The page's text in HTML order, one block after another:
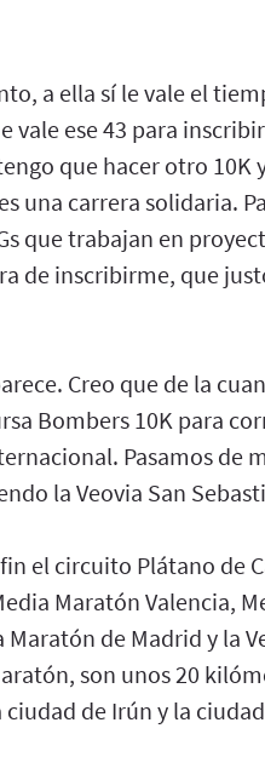
a ella sí le vale el
ese 43 para
que hacer otro 10K
una carrera solidaria.
que trabajan en
de inscribirme, que
Creo que de la
Bombers 10K para
Pasamos de
la Veovia San
el circuito Plátano de
Maratón Valencia,
de Madrid y la
son unos 20
de Irún y la